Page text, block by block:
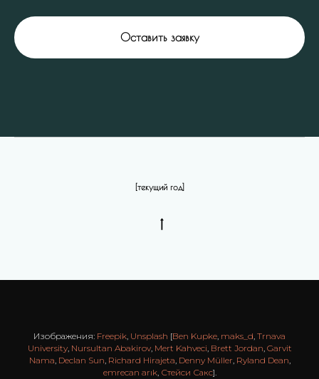
Оставить заявку
[текущий год]
Изображения: Freepik, Unsplash [Ben Kupke, maks_d, Trnava
University, Nursultan Abakirov, Mert Kahveci, Brett Jordan, Garvit
Nama, Declan Sun, Richard Hirajeta, Denny Müller, Ryland Dean,
emrecan arık, Стейси Сакс].